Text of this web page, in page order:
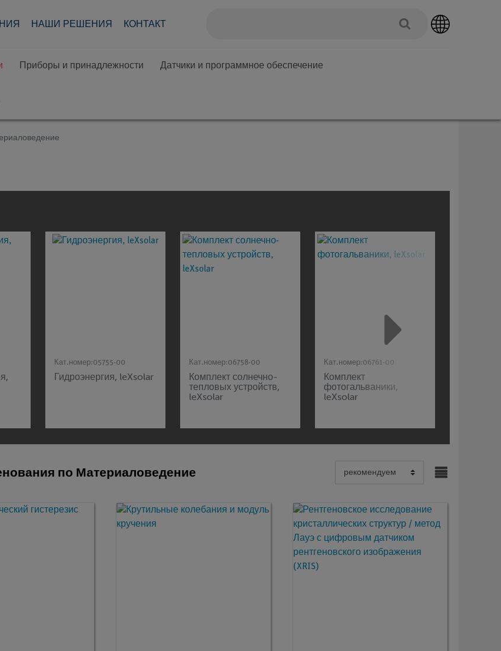
НАШИ РЕШЕНИЯ КОНТАКТ
Приборы и принадлежности Датчики и программное обеспечение
Кат.номер:05755-00
Гидроэнергия, leXsolar
Кат.номер:06758-00
Комплект солнечно-
тепловых устройств,
leXsolar
Кат.номер:06761-00
Комплект
фотогальваники,
leXsolar
по Материаловедение